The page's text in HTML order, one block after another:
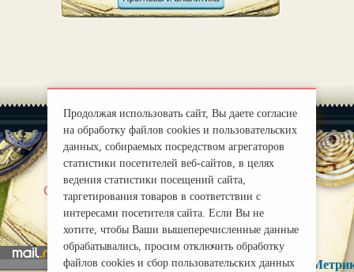
О нас |
Правила
mirprognoz@mail.ru
Продолжая использовать сайт, Вы даете согласие
на обработку файлов cookies и пользовательских
данных, собираемых посредством агрегаторов
статистики посетителей веб-сайтов, в целях
ведения статистики посещений сайта,
таргетирования товаров в соответствии с
интересами посетителя сайта. Если Вы не
хотите, чтобы Ваши вышеперечисленные данные
обрабатывались, просим отключить обработку
файлов cookies и сбор пользовательских данных